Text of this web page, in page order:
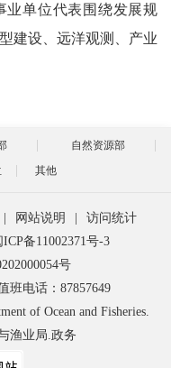
业单位代表围绕发展规
建设、远洋观测、产业
自然资源部
其他
网站说明
访问统计
ICP备11002371号-3
号
班电话：87857649
of Ocean and Fisheries.
渔业局.政务